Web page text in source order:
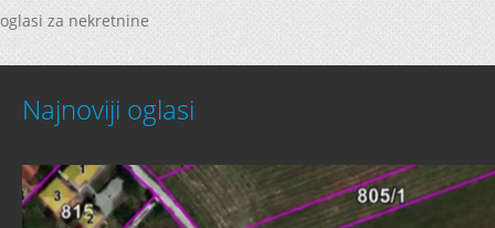
oglasi za nekretnine
Najnoviji oglasi